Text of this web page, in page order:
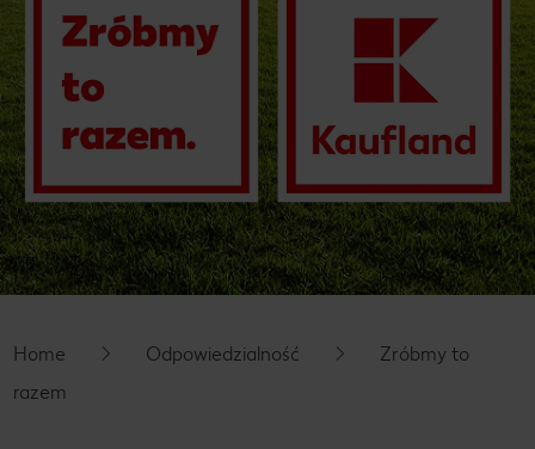
Home Odpowiedzialność
Zróbmy to
razem